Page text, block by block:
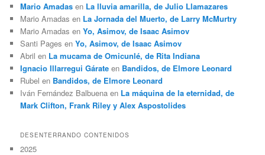
Mario Amadas en La lluvia amarilla, de Julio Llamazares
Mario Amadas en La Jornada del Muerto, de Larry McMurtry
Mario Amadas enYo, Asimov, de Isaac Asimov
Santi Pages enYo, Asimov, de Isaac Asimov
Abril en La mucama de Omicunlé, de Rita Indiana
Ignacio Illarregui Gárate en Bandidos, de Elmore Leonard
Rubel en Bandidos, de Elmore Leonard
Iván Fernández Balbuena en La máquina de la eternidad, de
Mark Clifton, Frank Riley y Alex Aspostolides
DESENTERRANDO CONTENIDOS
2025